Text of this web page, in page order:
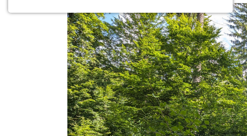
Notwendige Cookies ermöglichen grundlegende
Funktionen und sind für die einwandfreie Funktion
der Website erforderlich.
Einverständnis-Cookie
cookie_consent
Dieser Cookie speichert die